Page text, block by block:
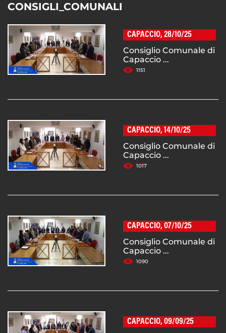
CONSIGLI_COMUNALI
CAPACCIO, 28/10/25
Consiglio Comunale di
Capaccio ...
1151
CAPACCIO, 14/10/25
Consiglio Comunale di
Capaccio ...
1017
CAPACCIO, 07/10/25
Consiglio Comunale di
Capaccio ...
1090
CAPACCIO, 09/09/25